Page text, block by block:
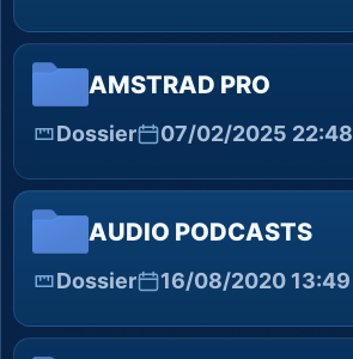
AMSTRAD PRO
Dossier 07/02/2025 22:48
AUDIO PODCASTS
Dossier 16/08/2020 13:49